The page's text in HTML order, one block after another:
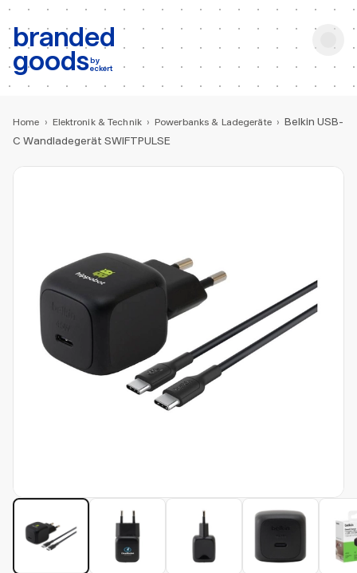
branded
goodsby
eckert
b: Produktsuche
Home › Elektronik & Technik › Powerbanks & Ladegeräte › Belkin USB-
C Wandladegerät SWIFTPULSE